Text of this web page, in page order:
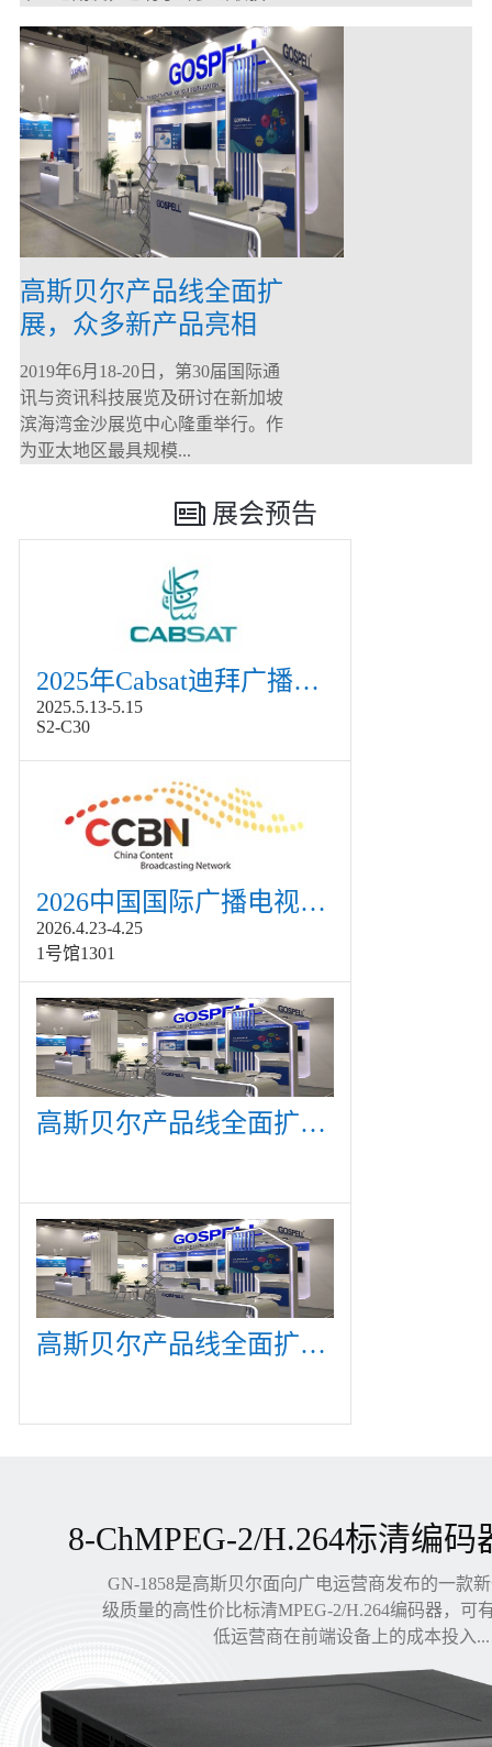
高斯贝尔产品线全面扩
展，众多新产品亮相
CommunicAsia 2019
2019年6月18-20日，第30届国际通
讯与资讯科技展览及研讨在新加坡
滨海湾金沙展览中心隆重举行。作
为亚太地区最具规模...
展会预告
2025年Cabsat迪拜广播电视展
2025.5.13-5.15
S2-C30
2026中国国际广播电视信息网络展览会展
2026.4.23-4.25
1号馆1301
高斯贝尔产品线全面扩展，众多新产品亮相CommunicAsia 2019
高斯贝尔产品线全面扩展，众多新产品亮相CommunicAsia 2019
8-ChMPEG-2/H.264标清编码
GN-1858是高斯贝尔面向广电运营商发布的一款
级质量的高性价比标清MPEG-2/H.264编码器，可
低运营商在前端设备上的成本投入...